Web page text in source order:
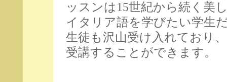
ッスンは15世紀から続く美
イタリア語を学びたい学生
生徒も沢山受け入れており
受講することができます。